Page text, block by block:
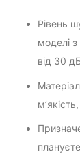
Рівень
моделі
від 30